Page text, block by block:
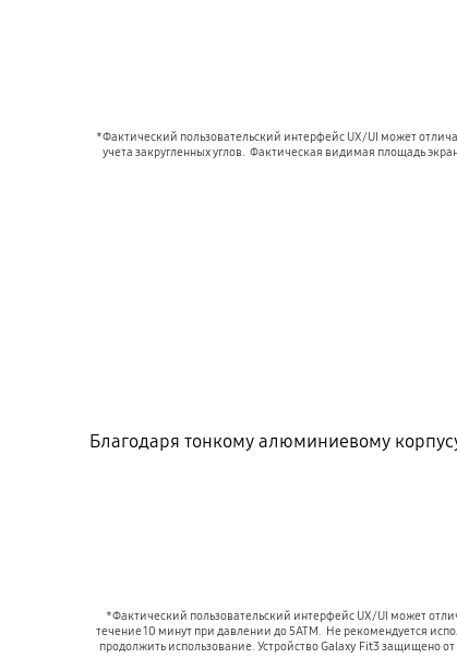
*Фактический пользовательский интерфейс UX/UI может
учета закругленных углов.  Фактическая видимая площадь
Благодаря тонкому алюминиевому
*Фактический пользовательский интерфейс UX/UI может
течение 10 минут при давлении до 5ATM.  Не рекомендуется
продолжить использование. Устройство Galaxy Fit3 защищено